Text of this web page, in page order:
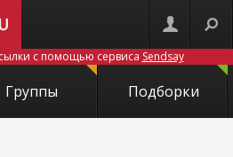
с помощью сервиса Sendsay
Группы Подборки